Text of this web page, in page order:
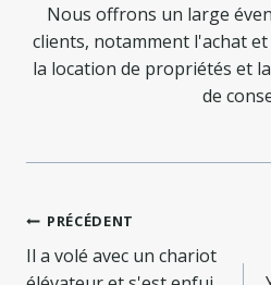
Nous offrons un large
clients, notamment l'achat
la location de propriétés et
de
Navigation
de
PRÉCÉDENT
Il a volé avec un chariot